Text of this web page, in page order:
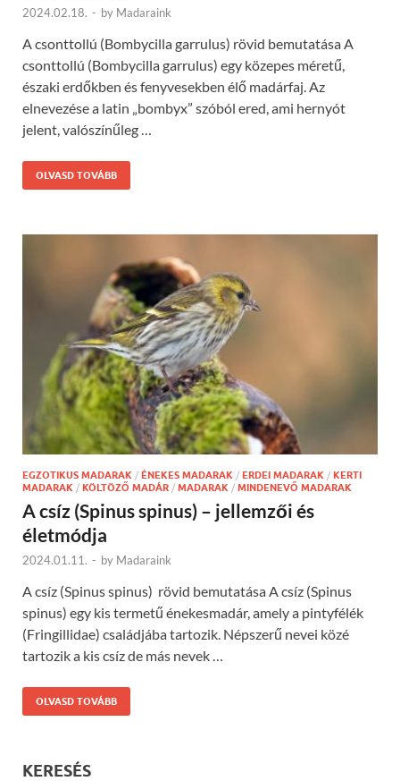
2024.02.18. - by Madaraink
A csonttollú (Bombycilla garrulus) rövid bemutatása A
csonttollú (Bombycilla garrulus) egy közepes méretű,
északi erdőkben és fenyvesekben élő madárfaj. Az
elnevezése a latin „bombyx” szóból ered, ami hernyót
jelent, valószínűleg …
OLVASD TOVÁBB
EGZOTIKUS MADARAK / ÉNEKES MADARAK / ERDEI MADARAK / KERTI
MADARAK / KÖLTÖZŐ MADÁR / MADARAK / MINDENEVŐ MADARAK
A csíz (Spinus spinus) – jellemzői és
életmódja
2024.01.11. - by Madaraink
A csíz (Spinus spinus) rövid bemutatása A csíz (Spinus
spinus) egy kis termetű énekesmadár, amely a pintyfélék
(Fringillidae) családjába tartozik. Népszerű nevei közé
tartozik a kis csíz de más nevek …
OLVASD TOVÁBB
KERESÉS